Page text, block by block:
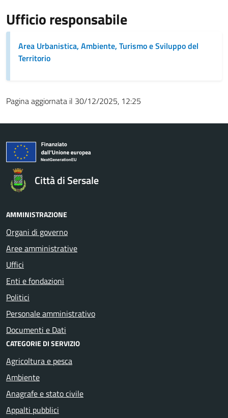
Ufficio responsabile
Area Urbanistica, Ambiente, Turismo e Sviluppo del
Territorio
Pagina aggiornata il 30/12/2025, 12:25
Città di Sersale
AMMINISTRAZIONE
Organi di governo
Aree amministrative
Uffici
Enti e fondazioni
Politici
Personale amministrativo
Documenti e Dati
CATEGORIE DI SERVIZIO
Agricoltura e pesca
Ambiente
Anagrafe e stato civile
Appalti pubblici